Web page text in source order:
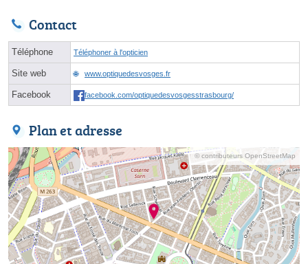
Contact
Téléphone Téléphoner à l'opticien
Site web www.optiquedesvosges.fr
Facebook facebook.com/optiquedesvosgesstrasbourg/
Plan et adresse
© contributeurs OpenStreetMap